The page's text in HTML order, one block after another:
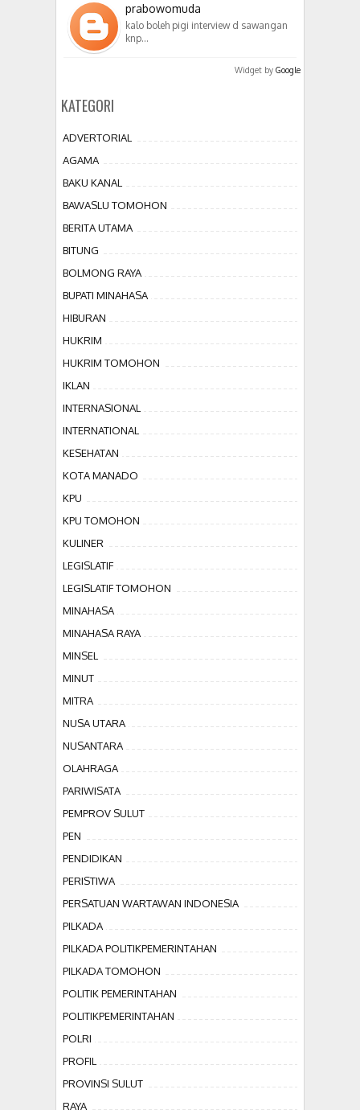
prabowomuda
kalo boleh pigi interview d sawangan
knp…
Widget by Google
KATEGORI
ADVERTORIAL
AGAMA
BAKU KANAL
BAWASLU TOMOHON
BERITA UTAMA
BITUNG
BOLMONG RAYA
BUPATI MINAHASA
HIBURAN
HUKRIM
HUKRIM TOMOHON
IKLAN
INTERNASIONAL
INTERNATIONAL
KESEHATAN
KOTA MANADO
KPU
KPU TOMOHON
KULINER
LEGISLATIF
LEGISLATIF TOMOHON
MINAHASA
MINAHASA RAYA
MINSEL
MINUT
MITRA
NUSA UTARA
NUSANTARA
OLAHRAGA
PARIWISATA
PEMPROV SULUT
PEN
PENDIDIKAN
PERISTIWA
PERSATUAN WARTAWAN INDONESIA
PILKADA
PILKADA POLITIKPEMERINTAHAN
PILKADA TOMOHON
POLITIK PEMERINTAHAN
POLITIKPEMERINTAHAN
POLRI
PROFIL
PROVINSI SULUT
RAYA